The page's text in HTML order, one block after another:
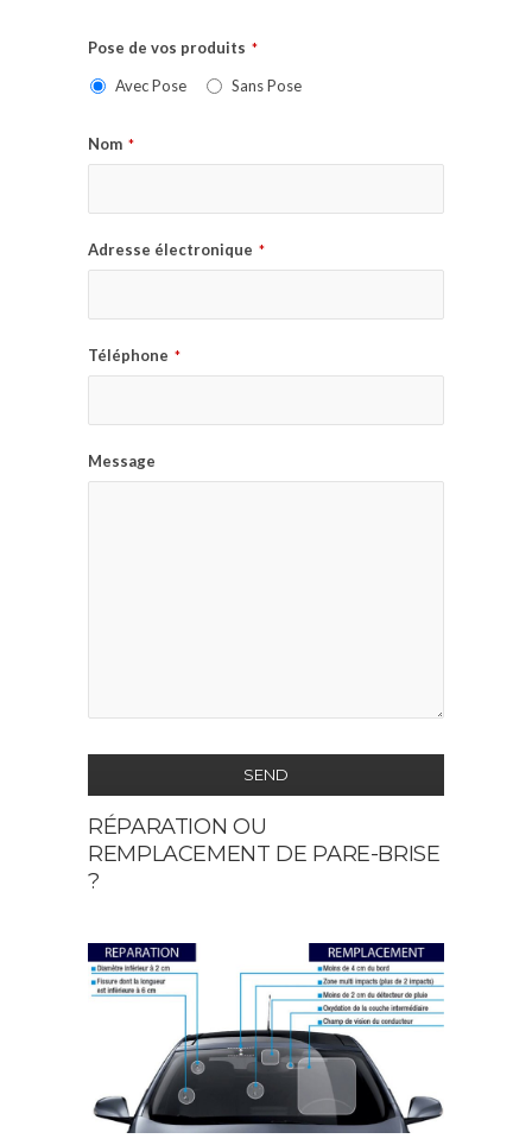
Pose de vos produits *
Avec Pose Sans Pose
Nom *
Adresse électronique *
Téléphone *
Message
SEND
This
field
should
left
blank
RÉPARATION OU
REMPLACEMENT DE PARE-BRISE
?